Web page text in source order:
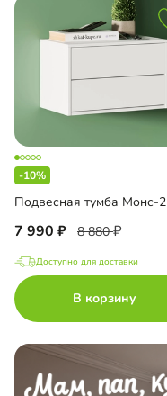
-10%
Подвесная тумба Монс-2
7 990 8 880
Доступно для доставки
В корзину